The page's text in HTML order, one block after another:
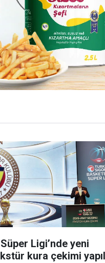
Ligi’nde yeni
kura çekimi